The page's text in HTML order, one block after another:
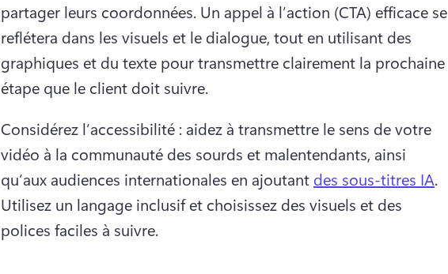
partager leurs coordonnées. Un appel à l’action (CTA) efficace se
reflétera dans les visuels et le dialogue, tout en utilisant des
graphiques et du texte pour transmettre clairement la prochaine
étape que le client doit suivre.
Considérez l’accessibilité : aidez à transmettre le sens de votre
vidéo à la communauté des sourds et malentendants, ainsi
qu’aux audiences internationales en ajoutant des sous-titres IA
Utilisez un langage inclusif et choisissez des visuels et des
polices faciles à suivre.